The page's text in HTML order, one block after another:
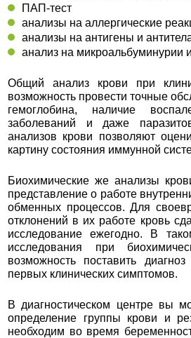
ПАП-тест
анализы на аллергические
анализы на антигены и
анализ на микроальбуминурии и
Общий анализ крови при
возможность провести точные
гемоглобина, наличие
заболеваний и даже
анализов крови позволяют
картину состояния иммунной
Биохимические же анализы
представление о работе
обменных процессов. Для
отклонений в их работе кровь
исследование ежегодно. В
исследования при
возможность поставить
первых клинических симптомов.
В диагностическом центре вы
определение группы крови и
необходим во время